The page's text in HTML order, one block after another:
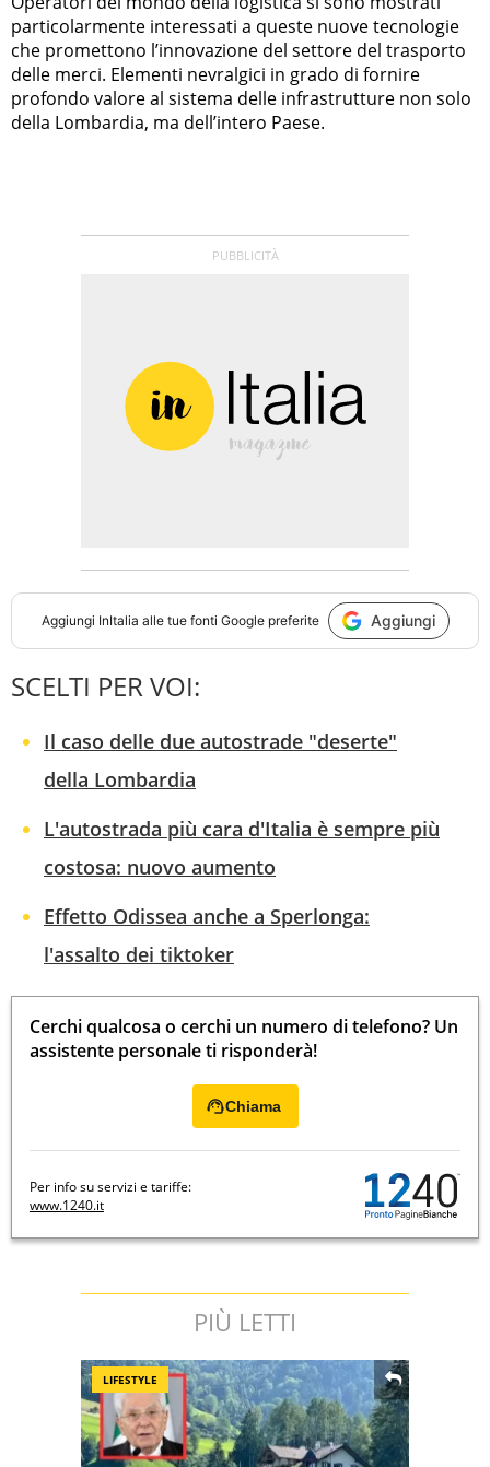
particolarmente interessati a queste nuove tecnologie
che promettono l’innovazione del settore del trasporto
delle merci. Elementi nevralgici in grado di fornire
profondo valore al sistema delle infrastrutture non solo
della Lombardia, ma dell’intero Paese.
Aggiungi InItalia alle tue fonti Google preferite Aggiungi
SCELTI PER VOI:
Il caso delle due autostrade "deserte"
della Lombardia
L'autostrada più cara d'Italia è sempre più
costosa: nuovo aumento
Effetto Odissea anche a Sperlonga:
l'assalto dei tiktoker
Cerchi qualcosa o cerchi un numero di telefono? Un
assistente personale ti risponderà!
Chiama
Per info su servizi e tariffe:
www.1240.it
PIÙ LETTI
LIFESTYLE